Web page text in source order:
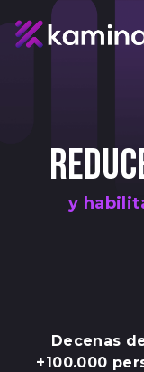
y
Decenas
+100.000